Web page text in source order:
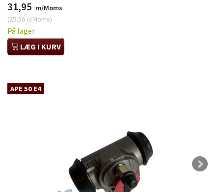
31,95 m/Moms
(25,56 u/Moms)
På lager
LÆG I KURV
APE 50 E4